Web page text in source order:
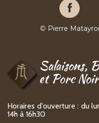
Pierre
sur
© Pierre
Salaisons,
et Porc
Horaires d'ouverture : du
14h à 16h30